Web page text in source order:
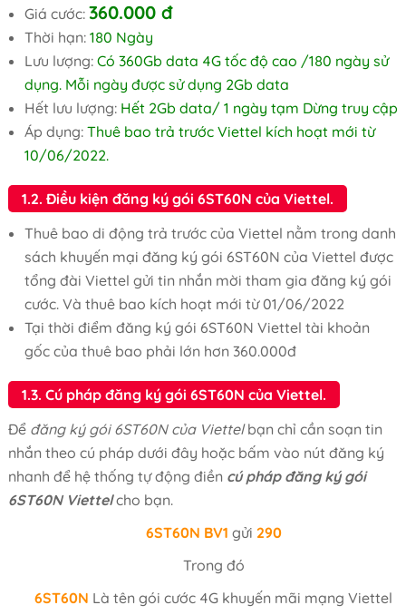
Giá cước: 360.000 đ
Thời hạn: 180 Ngày
Lưu lượng:Có 360Gb data 4G tốc độ cao /180 ngày sử
dụng. Mỗi ngày được sử dụng 2Gb data
Hết lưu lượng:Hết 2Gb data/ 1 ngày tạm Dừng truy cập
Áp dụng: Thuê bao trả trước Viettel kích hoạt mới từ
10/06/2022.
1.2. Điều kiện đăng ký gói 6ST60N của Viettel.
Thuê bao di động trả trước của Viettel nằm trong danh
sách khuyến mại đăng ký gói 6ST60N của Viettel được
tổng đài Viettel gửi tin nhắn mời tham gia đăng ký gói
cước. Và thuê bao kích hoạt mới từ 01/06/2022
Tại thời điểm đăng ký gói 6ST60N Viettel tài khoản
gốc của thuê bao phải lớn hơn 360.000đ
1.3. Cú pháp đăng ký gói 6ST60N của Viettel.
Để đăng ký gói 6ST60N của Viettelbạn chỉ cần soạn tin
nhắn theo cú pháp dưới đây hoặc bấm vào nút đăng ký
nhanh để hệ thống tự động điền cú pháp đăng ký gói
6ST60N Viettelcho bạn.
6ST60N BV1 gửi 290
Trong đó
6ST60N Là tên gói cước 4G khuyến mãi mạng Viettel